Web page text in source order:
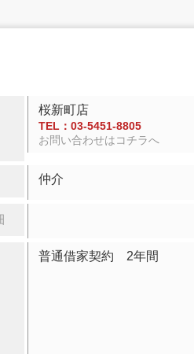
桜新町店
TEL：03-5451-8805
お問い合わせはコチラへ
仲介
普通借家契約 2年間